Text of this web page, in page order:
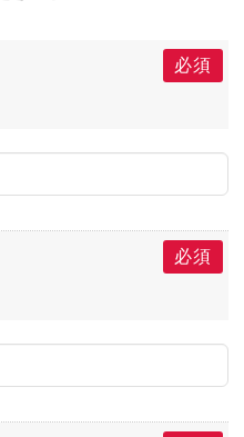
必須
必須